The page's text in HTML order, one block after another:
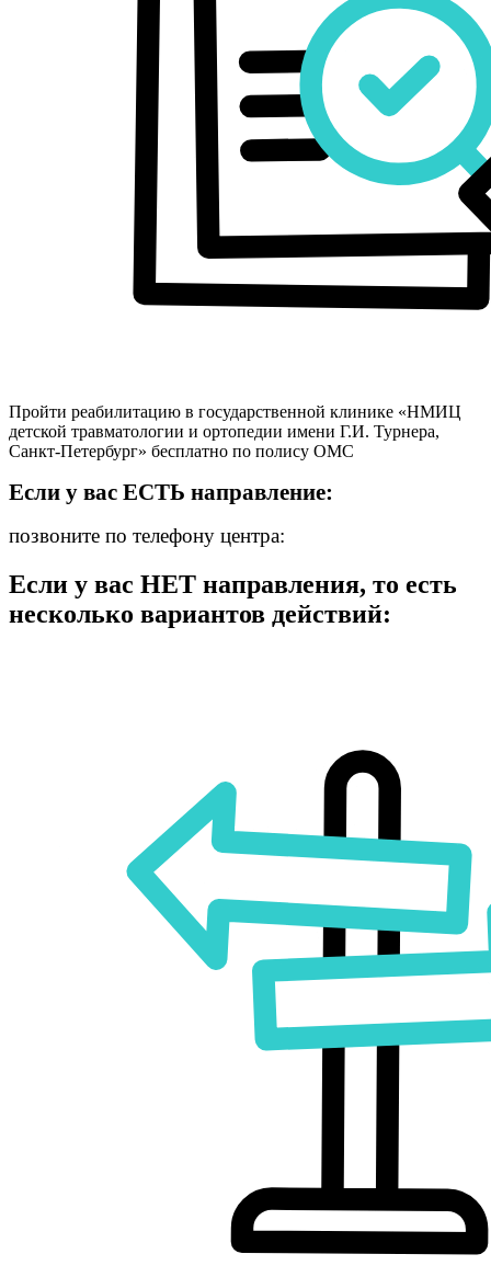
Пройти реабилитацию в государственной клинике «НМИЦ
детской травматологии и ортопедии имени Г.И. Турнера,
Санкт-Петербург» бесплатно по полису ОМС
Если у вас ЕСТЬ направление:
позвоните по телефону центра:
Если у вас НЕТ направления, то есть
несколько вариантов действий: